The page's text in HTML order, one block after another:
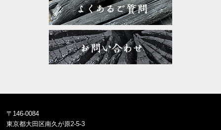
〒146-0084
東京都大田区南久が原2-5-3